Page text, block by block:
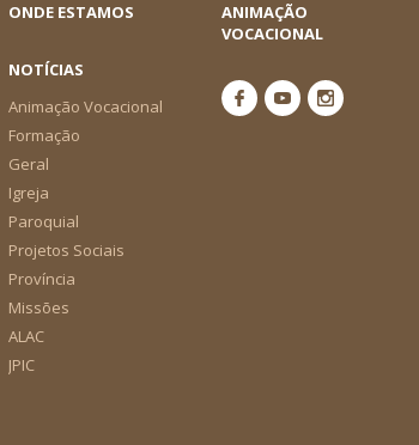
ONDE ESTAMOS
ANIMAÇÃO
VOCACIONAL
NOTÍCIAS
Animação Vocacional
Formação
Geral
Igreja
Paroquial
Projetos Sociais
Província
Missões
ALAC
JPIC